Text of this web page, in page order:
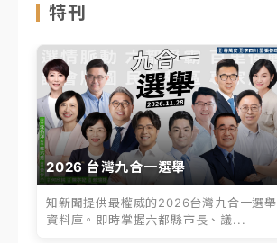
特刊
2026 台灣九合一選舉
知新聞提供最權威的2026台灣九合一選舉
資料庫。即時掌握六都縣市長、議...